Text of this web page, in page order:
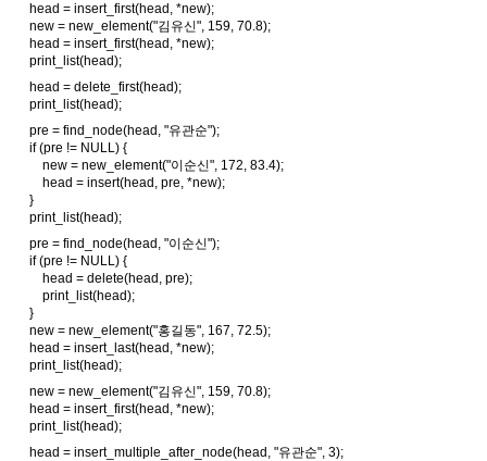
head = insert_first(head, *new);
new = new_element("김유신", 159, 70.8);
head = insert_first(head, *new);
print_list(head);
head = delete_first(head);
print_list(head);
pre = find_node(head, "유관순");
if (pre != NULL) {
new = new_element("이순신", 172, 83.4);
head = insert(head, pre, *new);
}
print_list(head);
pre = find_node(head, "이순신");
if (pre != NULL) {
head = delete(head, pre);
print_list(head);
}
new = new_element("홍길동", 167, 72.5);
head = insert_last(head, *new);
print_list(head);
new = new_element("김유신", 159, 70.8);
head = insert_first(head, *new);
print_list(head);
head = insert_multiple_after_node(head, "유관순", 3);